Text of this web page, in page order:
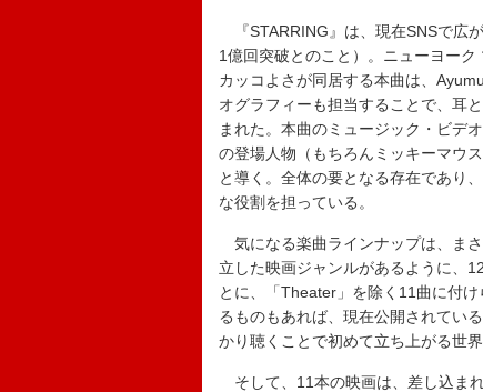
『STARRING』は、現在SNSで広
1億回突破とのこと）。ニューヨーク
カッコよさが同居する本曲は、
オグラフィーも担当することで、耳
まれた。本曲のミュージック・ビデ
の登場人物（もちろんミッキーマウ
と導く。全体の要となる存在であり
な役割を担っている。
気になる楽曲ラインナップは、ま
立した映画ジャンルがあるように、
とに、「Theater」を除く11曲に付
るものもあれば、現在公開されてい
かり聴くことで初めて立ち上がる世
そして、11本の映画は、差し込ま